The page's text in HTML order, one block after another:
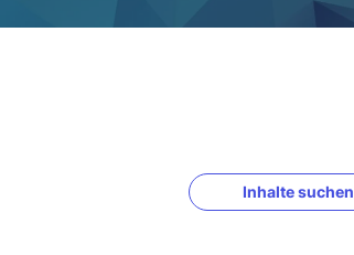
Inhalte suchen